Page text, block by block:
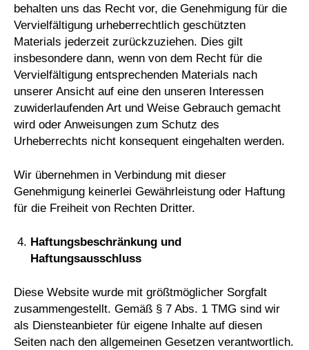
behalten uns das Recht vor, die Genehmigung für die
Vervielfältigung urheberrechtlich geschützten
Materials jederzeit zurückzuziehen. Dies gilt
insbesondere dann, wenn von dem Recht für die
Vervielfältigung entsprechenden Materials nach
unserer Ansicht auf eine den unseren Interessen
zuwiderlaufenden Art und Weise Gebrauch gemacht
wird oder Anweisungen zum Schutz des
Urheberrechts nicht konsequent eingehalten werden.
Wir übernehmen in Verbindung mit dieser
Genehmigung keinerlei Gewährleistung oder Haftung
für die Freiheit von Rechten Dritter.
Haftungsbeschränkung und
Haftungsausschluss
Diese Website wurde mit größtmöglicher Sorgfalt
zusammengestellt. Gemäß § 7 Abs. 1 TMG sind wir
als Diensteanbieter für eigene Inhalte auf diesen
Seiten nach den allgemeinen Gesetzen verantwortlich.